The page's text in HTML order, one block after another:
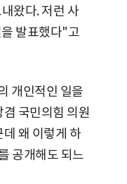
왔다. 저런 사
발표했다"고
개인적인 일을
국민의힘 의원
왜 이렇게 하
공개해도 되느